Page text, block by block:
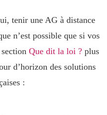
tenir une AG à distance
n’est possible que si vos
Que dit la loi ? plus
d’horizon des solutions
: